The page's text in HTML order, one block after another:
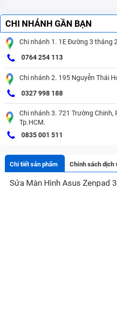
CHI NHÁNH GẦN BẠN
Chi nhánh 1. 1E Đường 3 tháng
0764 254 113
Chi nhánh 2. 195 Nguyễn Thái
0327 998 188
Chi nhánh 3. 721 Trường Chinh,
Tp.HCM.
0835 001 511
Chi tiết sản phẩm Chính sách dịch
Sửa Màn Hình Asus Zenpad